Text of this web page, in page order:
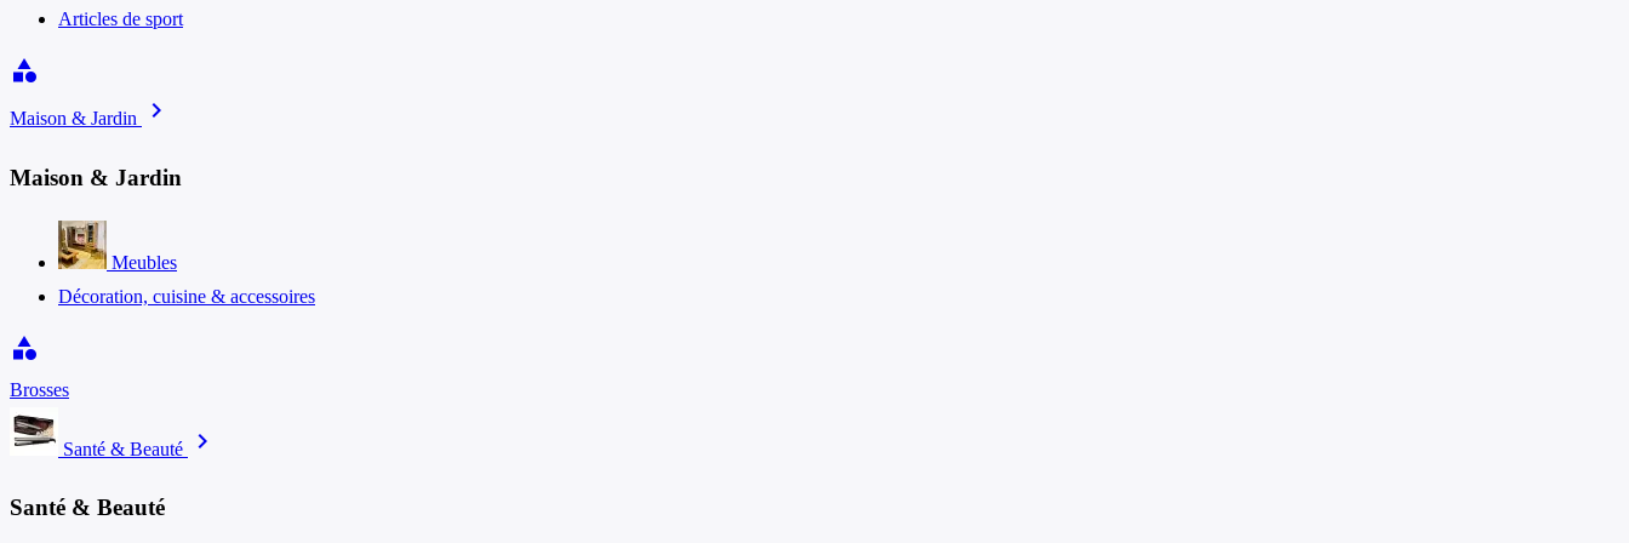
Articles de sport
category
Maison & Jardin chevron_right
Maison & Jardin
Meubles
Décoration, cuisine & accessoires
category
Brosses
Santé & Beauté chevron_right
Santé & Beauté